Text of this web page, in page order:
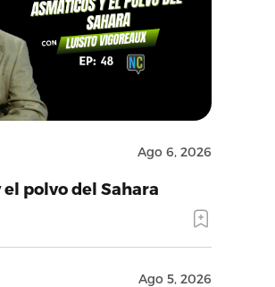
Ago 6, 2026
polvo del Sahara
Ago 5, 2026